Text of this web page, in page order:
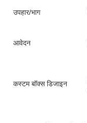
उपहार/भाग
आवेदन
कस्टम बॉक्स डिजाइन